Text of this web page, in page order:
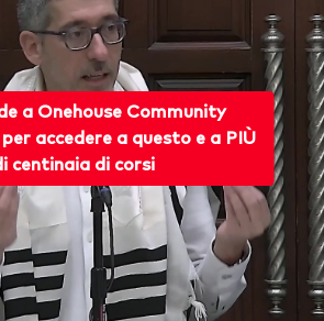
a Onehouse Community
accedere a questo e a PIÙ
centinaia di corsi